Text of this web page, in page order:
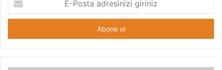
Posta
adresinizi